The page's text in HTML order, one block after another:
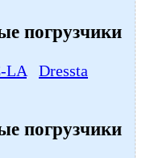
погрузчики
LA
Dressta
погрузчики